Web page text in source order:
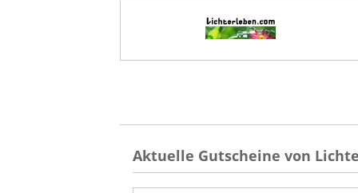
Aktuelle Gutscheine von